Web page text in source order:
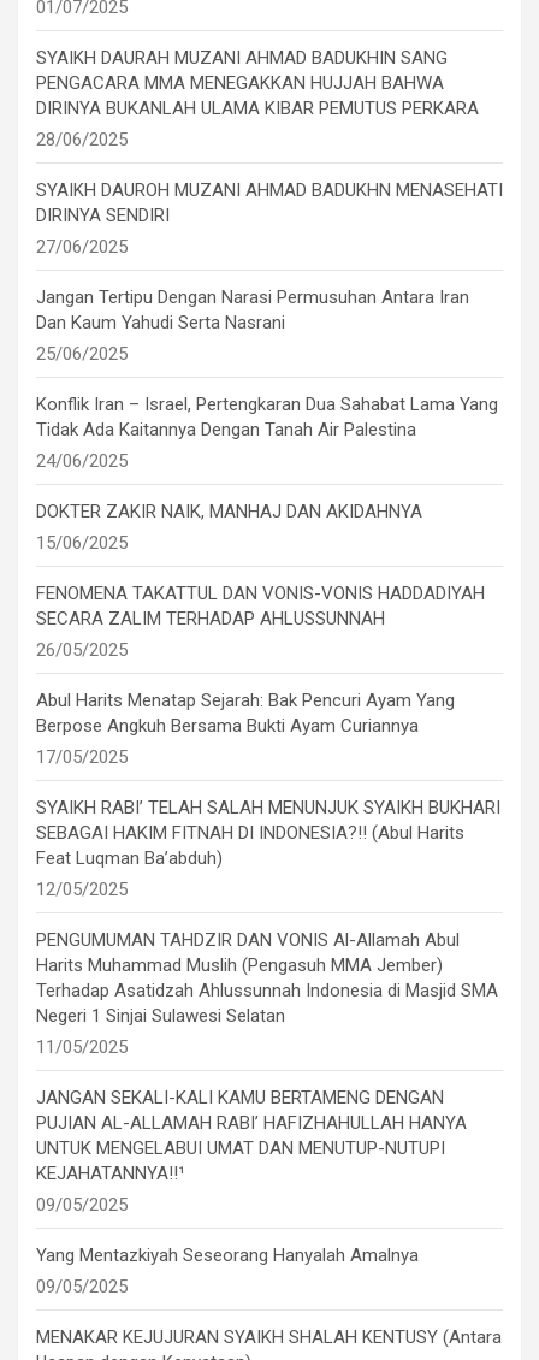
01/07/2025
SYAIKH DAURAH MUZANI AHMAD BADUKHIN SANG
PENGACARA MMA MENEGAKKAN HUJJAH BAHWA
DIRINYA BUKANLAH ULAMA KIBAR PEMUTUS PERKARA
28/06/2025
SYAIKH DAUROH MUZANI AHMAD BADUKHN MENASEHATI
DIRINYA SENDIRI
27/06/2025
Jangan Tertipu Dengan Narasi Permusuhan Antara Iran
Dan Kaum Yahudi Serta Nasrani
25/06/2025
Konflik Iran – Israel, Pertengkaran Dua Sahabat Lama Yang
Tidak Ada Kaitannya Dengan Tanah Air Palestina
24/06/2025
DOKTER ZAKIR NAIK, MANHAJ DAN AKIDAHNYA
15/06/2025
FENOMENA TAKATTUL DAN VONIS-VONIS HADDADIYAH
SECARA ZALIM TERHADAP AHLUSSUNNAH
26/05/2025
Abul Harits Menatap Sejarah: Bak Pencuri Ayam Yang
Berpose Angkuh Bersama Bukti Ayam Curiannya
17/05/2025
SYAIKH RABI’ TELAH SALAH MENUNJUK SYAIKH BUKHARI
SEBAGAI HAKIM FITNAH DI INDONESIA?!! (Abul Harits
Feat Luqman Ba’abduh)
12/05/2025
PENGUMUMAN TAHDZIR DAN VONIS Al-Allamah Abul
Harits Muhammad Muslih (Pengasuh MMA Jember)
Terhadap Asatidzah Ahlussunnah Indonesia di Masjid SMA
Negeri 1 Sinjai Sulawesi Selatan
11/05/2025
JANGAN SEKALI-KALI KAMU BERTAMENG DENGAN
PUJIAN AL-ALLAMAH RABI’ HAFIZHAHULLAH HANYA
UNTUK MENGELABUI UMAT DAN MENUTUP-NUTUPI
KEJAHATANNYA!!¹
09/05/2025
Yang Mentazkiyah Seseorang Hanyalah Amalnya
09/05/2025
MENAKAR KEJUJURAN SYAIKH SHALAH KENTUSY (Antara